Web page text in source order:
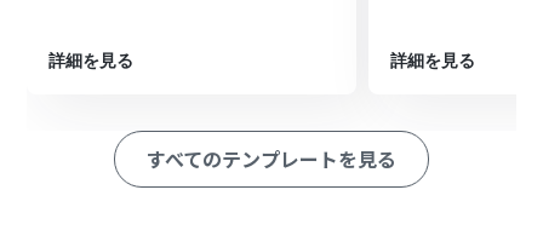
ドします。
次に、CloudConvertの「ファイルのエクスポートタスク
を実行」「ファイルのダウンロードURLを取得」「ファ
イルをダウンロード」を順に設定し、変換後のPDFファイ
詳細を見る 詳細を見る
すべてのテンプレートを見る